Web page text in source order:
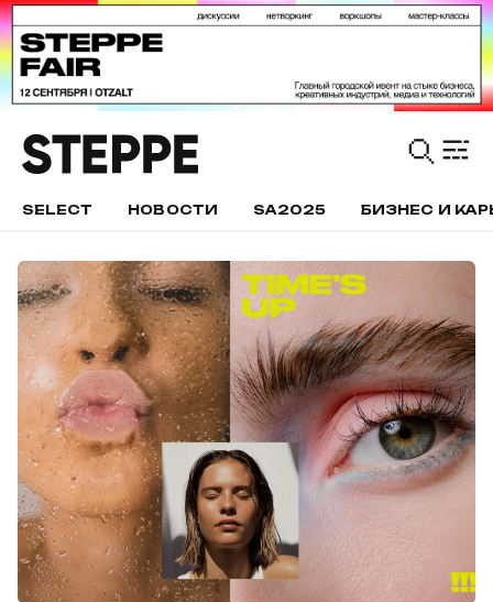
SELECT НОВОСТИ SA2025 БИЗНЕС И